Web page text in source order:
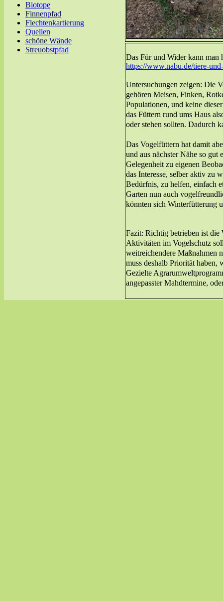
Biotope
Finnenpfad
Flechtenkartierung
Quellen
schöne Wände
Streuobstpfad
Das Für und Wider kann man
https://www.nabu.de/tiere-
Untersuchungen zeigen: Die
gehören Meisen, Finken,
Populationen, und keine
das Füttern rund ums Haus
oder stehen sollten. Dadurch
Das Vogelfüttern hat damit
und aus nächster Nähe so
Gelegenheit zu eigenen
das Interesse, selber aktiv zu
Bedürfnis, zu helfen, einfach
Garten nun auch
könnten sich Winterfütterung
Fazit: Richtig betrieben ist die
Aktivitäten im Vogelschutz
weitreichendere Maßnahmen
muss deshalb Priorität
Gezielte
angepasster Mahdtermine,